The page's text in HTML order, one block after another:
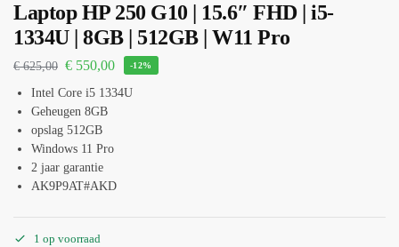
Laptop HP 250 G10 | 15.6″ FHD | i5-
1334U | 8GB | 512GB | W11 Pro
€625,00 € 550,00 -12%
Intel Core i5 1334U
Geheugen 8GB
opslag 512GB
Windows 11 Pro
2 jaar garantie
AK9P9AT#AKD
1 op voorraad